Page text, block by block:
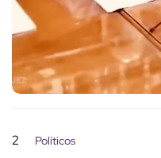
2 Políticos